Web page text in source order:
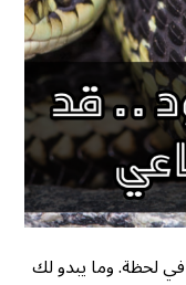
في لحظة. وما يبدو لك